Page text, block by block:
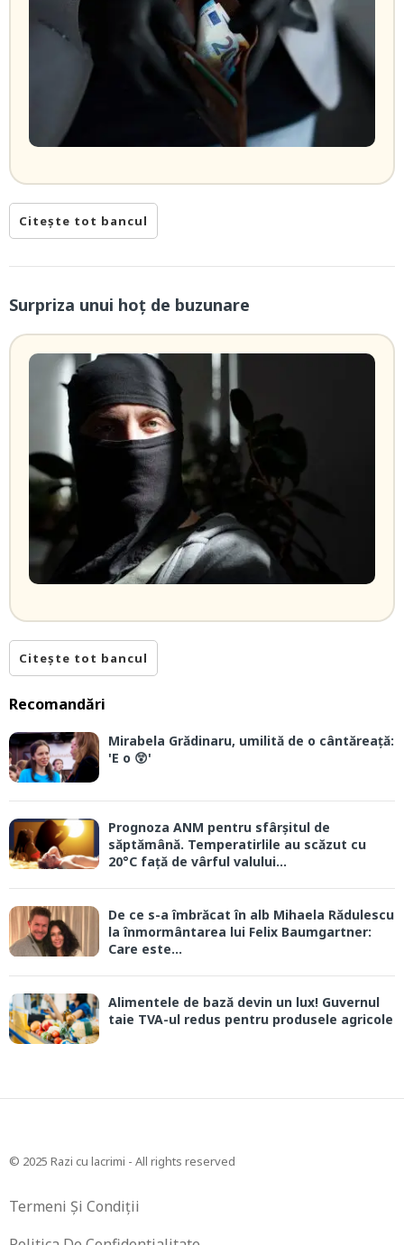
Citește tot bancul
Surpriza unui hoţ de buzunare
Citește tot bancul
Recomandări
Mirabela Grădinaru, umilită de o cântăreață:
'E o 😲'
Prognoza ANM pentru sfârșitul de
săptămână. Temperatirlile au scăzut cu
20°C față de vârful valului...
De ce s-a îmbrăcat în alb Mihaela Rădulescu
la înmormântarea lui Felix Baumgartner:
Care este...
Alimentele de bază devin un lux! Guvernul
taie TVA-ul redus pentru produsele agricole
© 2025 Razi cu lacrimi - All rights reserved
Termeni Și Condiții